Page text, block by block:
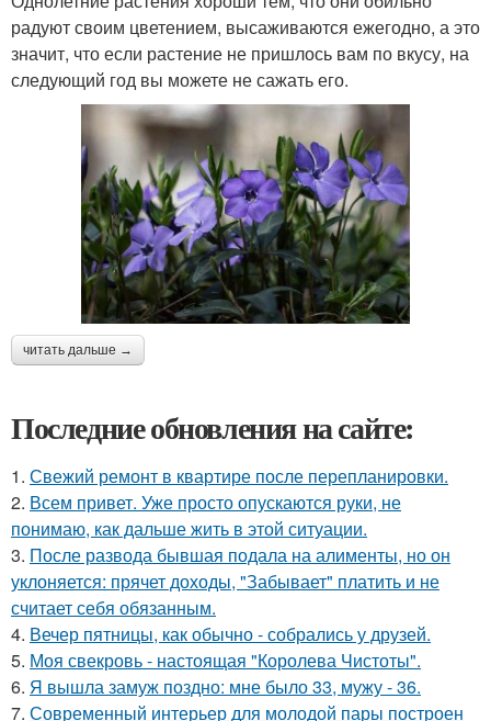
радуют своим цветением, высаживаются ежегодно, а это
значит, что если растение не пришлось вам по вкусу, на
следующий год вы можете не сажать его.
читать дальше →
Последние обновления на сайте:
1. Свежий ремонт в квартире после перепланировки.
2. Всем привет. Уже просто опускаются руки, не
понимаю, как дальше жить в этой ситуации.
3. После развода бывшая подала на алименты, но он
уклоняется: прячет доходы, "Забывает" платить и не
считает себя обязанным.
4. Вечер пятницы, как обычно - собрались у друзей.
5. Моя свекровь - настоящая "Королева Чистоты".
6. Я вышла замуж поздно: мне было 33, мужу - 36.
7. Современный интерьер для молодой пары построен